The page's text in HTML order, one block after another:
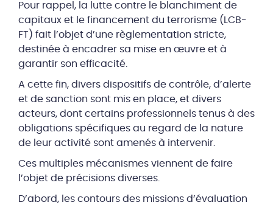
Pour rappel, la lutte contre le blanchiment de
capitaux et le financement du terrorisme (LCB-
FT) fait l’objet d’une règlementation stricte,
destinée à encadrer sa mise en œuvre et à
garantir son efficacité.
A cette fin, divers dispositifs de contrôle, d’alerte
et de sanction sont mis en place, et divers
acteurs, dont certains professionnels tenus à des
obligations spécifiques au regard de la nature
de leur activité sont amenés à intervenir.
Ces multiples mécanismes viennent de faire
l’objet de précisions diverses.
D’abord, les contours des missions d’évaluation